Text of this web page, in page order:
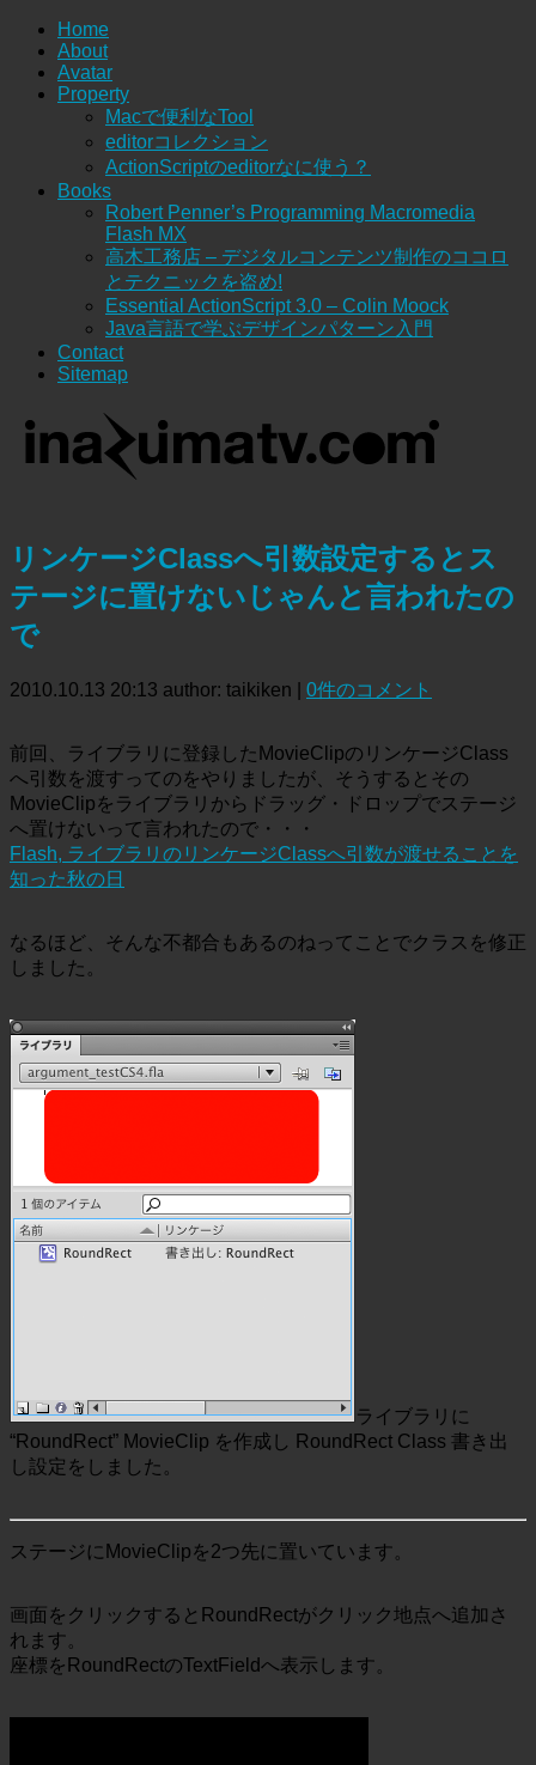
Home
About
Avatar
Property
Macで便利なTool
editorコレクション
ActionScriptのeditorなに使う？
Books
Robert Penner’s Programming Macromedia
Flash MX
高木工務店 – デジタルコンテンツ制作のココロ
とテクニックを盗め!
Essential ActionScript 3.0 – Colin Moock
Java言語で学ぶデザインパターン入門
Contact
Sitemap
リンケージClassへ引数設定するとス
テージに置けないじゃんと言われたの
で
2010.10.13 20:13 author: taikiken 0件のコメント
前回、ライブラリに登録したMovieClipのリンケージClass
へ引数を渡すってのをやりましたが、そうするとその
MovieClipをライブラリからドラッグ・ドロップでステージ
へ置けないって言われたので・・・
Flash, ライブラリのリンケージClassへ引数が渡せることを
知った秋の日
なるほど、そんな不都合もあるのねってことでクラスを修正
しました。
ライブラリに
“RoundRect” MovieClip を作成し RoundRect Class 書き出
し設定をしました。
ステージにMovieClipを2つ先に置いています。
画面をクリックするとRoundRectがクリック地点へ追加さ
れます。
座標をRoundRectのTextFieldへ表示します。